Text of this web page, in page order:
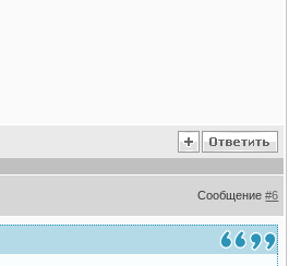
Сообщение#6